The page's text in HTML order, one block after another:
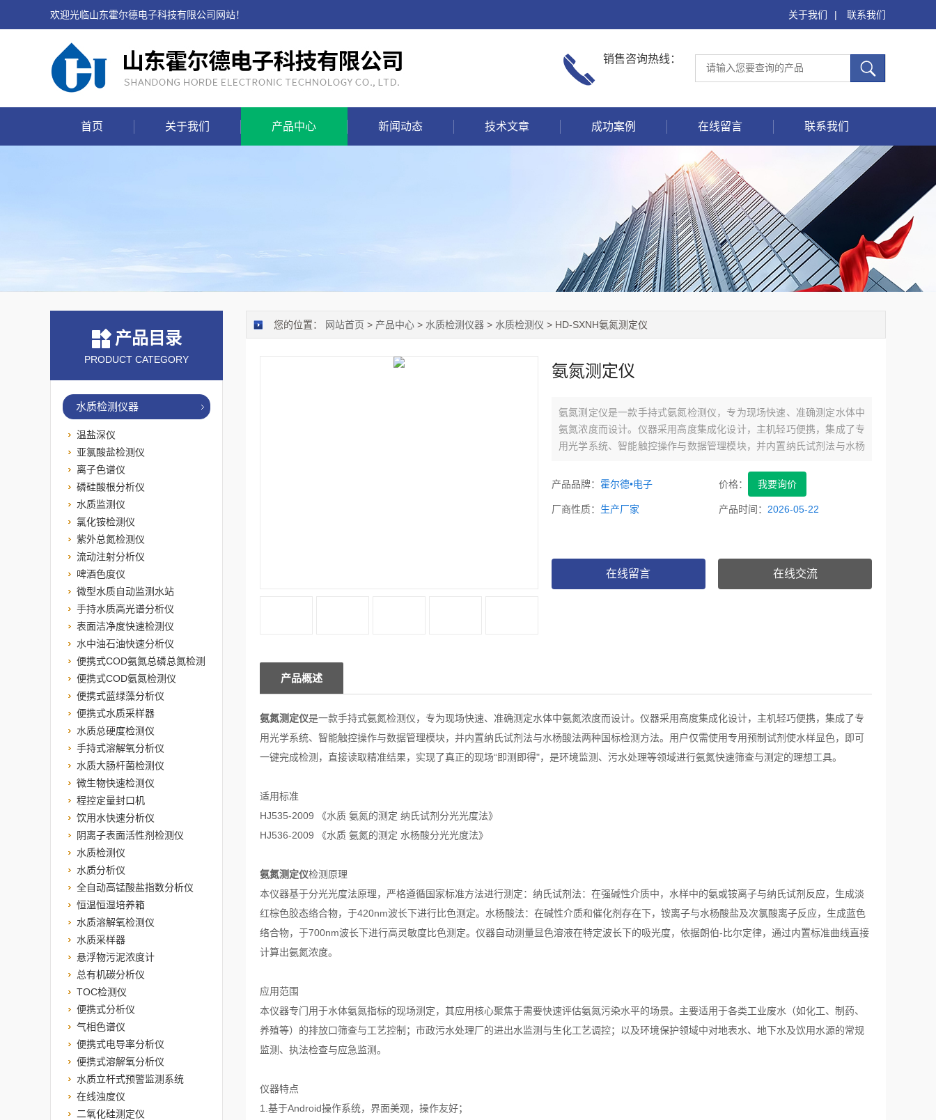
欢迎光临山东霍尔德电子科技有限公司网站！ 关于我们 | 联系我们
销售咨询热线：
首页 关于我们 产品中心 新闻动态 技术文章 成功案例 在线留言 联系我们
您的位置： 网站首页 > 产品中心 > 水质检测仪器 > 水质检测仪 > HD-SXNH氨氮测定仪
氨氮测定仪
氨氮测定仪是一款手持式氨氮检测仪，专为现场快速、准确测定水体中
氨氮浓度而设计。仪器采用高度集成化设计，主机轻巧便携，集成了专
用光学系统、智能触控操作与数据管理模块，并内置纳氏试剂法与水杨
产品品牌： 霍尔德•电子 价格： 我要询价
厂商性质： 生产厂家 产品时间： 2026-05-22
在线留言 在线交流
产品概述
氨氮测定仪是一款手持式氨氮检测仪，专为现场快速、准确测定水体中氨氮浓度而设计。仪器采用高度集成化设计，主机轻巧便携，集成了专
用光学系统、智能触控操作与数据管理模块，并内置纳氏试剂法与水杨酸法两种国标检测方法。用户仅需使用专用预制试剂使水样显色，即可
一键完成检测，直接读取精准结果，实现了真正的现场“即测即得"，是环境监测、污水处理等领域进行氨氮快速筛查与测定的理想工具。
适用标准
HJ535-2009 《水质 氨氮的测定 纳氏试剂分光光度法》
HJ536-2009 《水质 氨氮的测定 水杨酸分光光度法》
氨氮测定仪检测原理
本仪器基于分光光度法原理，严格遵循国家标准方法进行测定：纳氏试剂法：在强碱性介质中，水样中的氨或铵离子与纳氏试剂反应，生成淡
红棕色胶态络合物，于420nm波长下进行比色测定。水杨酸法：在碱性介质和催化剂存在下，铵离子与水杨酸盐及次氯酸离子反应，生成蓝色
络合物，于700nm波长下进行高灵敏度比色测定。仪器自动测量显色溶液在特定波长下的吸光度，依据朗伯-比尔定律，通过内置标准曲线直接
计算出氨氮浓度。
应用范围
本仪器专门用于水体氨氮指标的现场测定，其应用核心聚焦于需要快速评估氨氮污染水平的场景。主要适用于各类工业废水（如化工、制药、
养殖等）的排放口筛查与工艺控制；市政污水处理厂的进出水监测与生化工艺调控；以及环境保护领域中对地表水、地下水及饮用水源的常规
监测、执法检查与应急监测。
仪器特点
1.基于Android操作系统，界面美观，操作友好；
产品目录
PRODUCT CATEGORY
水质检测仪器
温盐深仪
亚氯酸盐检测仪
离子色谱仪
磷硅酸根分析仪
水质监测仪
氯化铵检测仪
紫外总氮检测仪
流动注射分析仪
啤酒色度仪
微型水质自动监测水站
手持水质高光谱分析仪
表面洁净度快速检测仪
水中油石油快速分析仪
便携式COD氨氮总磷总氮检测
仪
便携式COD氨氮检测仪
便携式蓝绿藻分析仪
便携式水质采样器
水质总硬度检测仪
手持式溶解氧分析仪
水质大肠杆菌检测仪
微生物快速检测仪
程控定量封口机
饮用水快速分析仪
阴离子表面活性剂检测仪
水质检测仪
水质分析仪
全自动高锰酸盐指数分析仪
恒温恒湿培养箱
水质溶解氧检测仪
水质采样器
悬浮物污泥浓度计
总有机碳分析仪
TOC检测仪
便携式分析仪
气相色谱仪
便携式电导率分析仪
便携式溶解氧分析仪
水质立杆式预警监测系统
在线浊度仪
二氧化硅测定仪